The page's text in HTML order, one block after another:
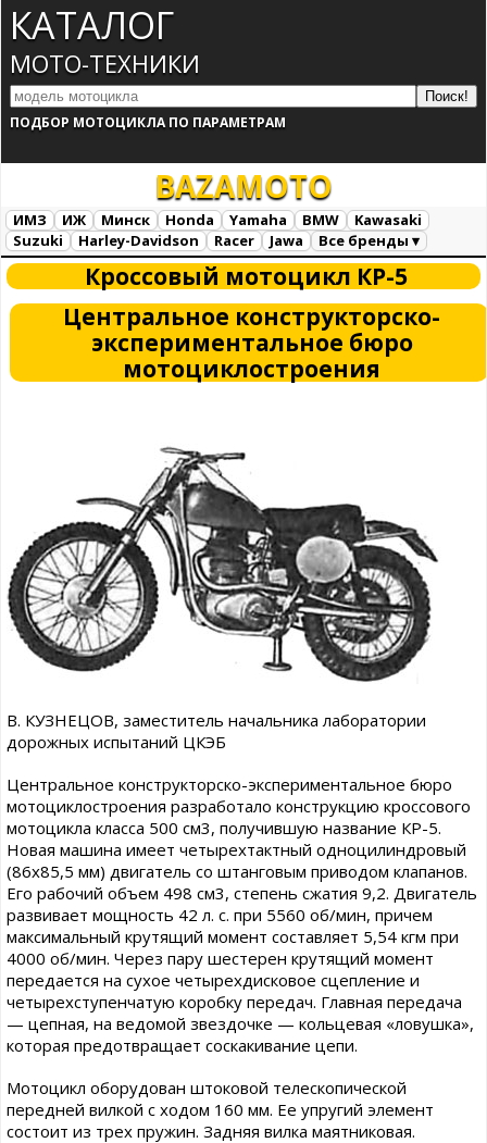
КАТАЛОГ
МОТО-ТЕХНИКИ
ПОДБОР МОТОЦИКЛА ПО ПАРАМЕТРАМ
BAZAMOTO
ИМЗ ИЖ Минск Honda Yamaha BMW
Kawasaki
Suzuki
Harley-Davidson Racer Jawa
Все бренды ▾
Все марки
Загрузка...
Кроссовый мотоцикл КР-5
Центральное конструкторско-
экспериментальное бюро
мотоциклостроения
В. КУЗНЕЦОВ, заместитель начальника лаборатории
дорожных испытаний ЦКЭБ
Центральное конструкторско-экспериментальное бюро
мотоциклостроения разработало конструкцию кроссового
мотоцикла класса 500 см3, получившую название КР-5.
Новая машина имеет четырехтактный одноцилиндровый
(86x85,5 мм) двигатель со штанговым приводом клапанов.
Его рабочий объем 498 см3, степень сжатия 9,2. Двигатель
развивает мощность 42 л. с. при 5560 об/мин, причем
максимальный крутящий момент составляет 5,54 кгм при
4000 об/мин. Через пару шестерен крутящий момент
передается на сухое четырехдисковое сцепление и
четырехступенчатую коробку передач. Главная передача
— цепная, на ведомой звездочке — кольцевая «ловушка»,
которая предотвращает соскакивание цепи.
Мотоцикл оборудован штоковой телескопической
передней вилкой с ходом 160 мм. Ее упругий элемент
состоит из трех пружин. Задняя вилка маятниковая.